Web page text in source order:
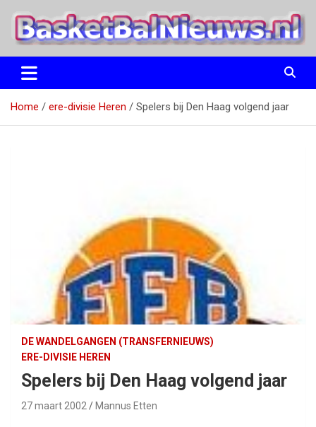
naar
BasketBalNieuws.nl
Etten
Home ere-divisie Heren Spelers bij Den Haag volgend jaar
DE WANDELGANGEN (TRANSFERNIEUWS)
ERE-DIVISIE HEREN
Spelers bij Den Haag volgend jaar
27 maart 2002 Mannus Etten